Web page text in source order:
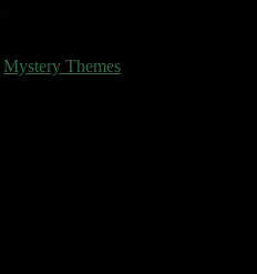
Mystery Themes